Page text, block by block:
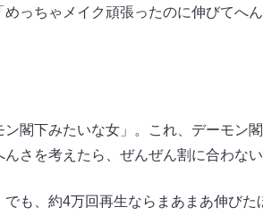
っちゃメイク頑張ったのに伸びてへ
閣下みたいな女」。これ、デーモン
さを考えたら、ぜんぜん割に合わな
も、約4万回再生ならまあまあ伸びた